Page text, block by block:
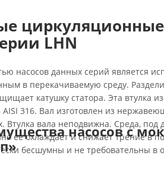
LHN
насосов данных серий является
в перекачиваемую среду.
катушку статора. Эта втулка
AISI 316. Вал изготовлен из
Втулка вала неподвижна. Среда, под
ее охлаждает и снижает трение в
бесшумны и не требовательны в
насосов с